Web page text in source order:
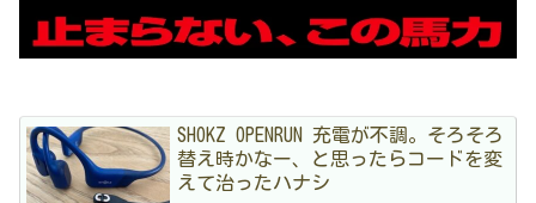
SHOKZ OPENRUN 充電が不調。そろそろ
替え時かなー、と思ったらコードを変
えて治ったハナシ